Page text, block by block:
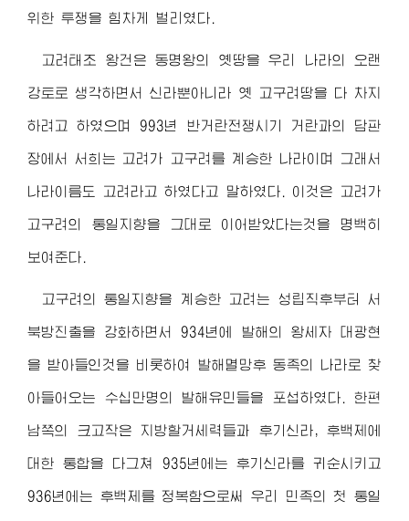
위한 투쟁을 힘차게 벌리였다.
고려태조 왕건은 동명왕의 옛땅을 우리 나라의 오랜
강토로 생각하면서 신라뿐아니라 옛 고구려땅을 다 차지
하려고 하였으며 993년 반거란전쟁시기 거란과의 담판
장에서 서희는 고려가 고구려를 계승한 나라이며 그래서
나라이름도 고려라고 하였다고 말하였다. 이것은 고려가
고구려의 통일지향을 그대로 이어받았다는것을 명백히
보여준다.
고구려의 통일지향을 계승한 고려는 성립직후부터 서
북방진출을 강화하면서 934년에 발해의 왕세자 대광현
을 받아들인것을 비롯하여 발해멸망후 동족의 나라로 찾
아들어오는 수십만명의 발해유민들을 포섭하였다. 한편
남쪽의 크고작은 지방할거세력들과 후기신라, 후백제에
대한 통합을 다그쳐 935년에는 후기신라를 귀순시키고
936년에는 후백제를 정복함으로써 우리 민족의 첫 통일